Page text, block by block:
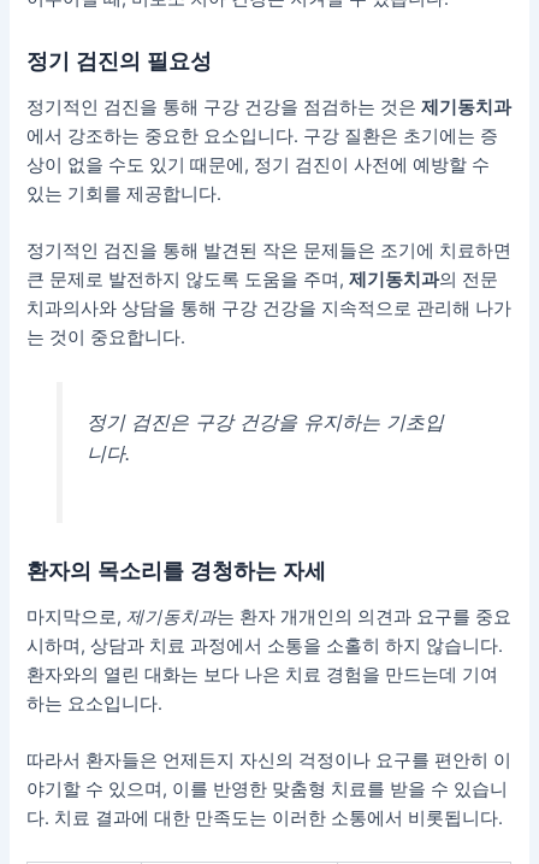
정기 검진의 필요성
정기적인 검진을 통해 구강 건강을 점검하는 것은제기동치과
에서 강조하는 중요한 요소입니다. 구강 질환은 초기에는 증
상이 없을 수도 있기 때문에, 정기 검진이 사전에 예방할 수
있는 기회를 제공합니다.
정기적인 검진을 통해 발견된 작은 문제들은 조기에 치료하면
큰 문제로 발전하지 않도록 도움을 주며,제기동치과의 전문
치과의사와 상담을 통해 구강 건강을 지속적으로 관리해 나가
는 것이 중요합니다.
정기 검진은 구강 건강을 유지하는 기초입
니다.
환자의 목소리를 경청하는 자세
마지막으로,제기동치과는 환자 개개인의 의견과 요구를 중요
시하며, 상담과 치료 과정에서 소통을 소홀히 하지 않습니다.
환자와의 열린 대화는 보다 나은 치료 경험을 만드는데 기여
하는 요소입니다.
따라서 환자들은 언제든지 자신의 걱정이나 요구를 편안히 이
야기할 수 있으며, 이를 반영한 맞춤형 치료를 받을 수 있습니
다. 치료 결과에 대한 만족도는 이러한 소통에서 비롯됩니다.